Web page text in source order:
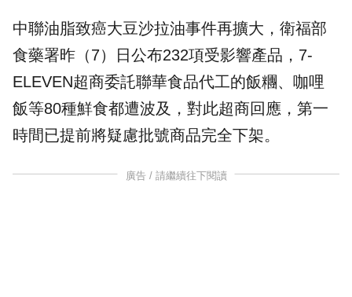
中聯油脂致癌大豆沙拉油事件再擴大，衛福部
食藥署昨（7）日公布232項受影響產品， 7-
ELEVEN超商委託聯華食品代工的飯糰、咖哩
飯等80種鮮食都遭波及，對此超商回應，第一
時間已提前將疑慮批號商品完全下架。
廣告 / 請繼續往下閱讀